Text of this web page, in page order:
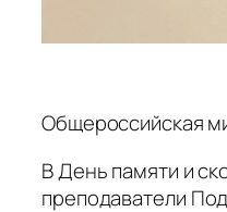
Общероссийская
В День памяти и
преподаватели